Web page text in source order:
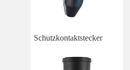
Schutzkontaktstecker